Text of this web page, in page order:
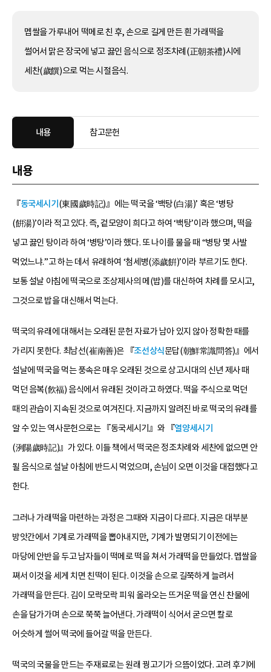
멥쌀을 가루내어 떡메로 친 후, 손으로 길게 만든 흰 가래떡을
썰어서 맑은 장국에 넣고 끓인 음식으로 정조차례(正朝茶禮)시에
세찬(歲饌)으로 먹는 시절음식.
내용 참고문헌
내용
『동국세시기 (東國歲時記)』에는 떡국을 ‘백탕(白湯)’ 혹은 ‘병탕
(餠湯)’이라 적고 있다. 즉, 겉모양이 희다고 하여 ‘백탕’이라 했으며, 떡을
넣고 끓인 탕이라 하여 ‘병탕’이라 했다. 또 나이를 물을 때 “병탕 몇 사발
먹었느냐.”고 하는 데서 유래하여 ‘첨세병(添歲餠)’이라 부르기도 한다.
보통 설날 아침에 떡국으로 조상제사의 메(밥)를 대신하여 차례를 모시고,
그것으로 밥을 대신해서 먹는다.
떡국의 유래에 대해서는 오래된 문헌 자료가 남아 있지 않아 정확한 때를
가리지 못한다. 최남선(崔南善)은 『조선상식문답(朝鮮常識問答)』에서
설날에 떡국을 먹는 풍속은 매우 오래된 것으로 상고시대의 신년 제사 때
먹던 음복(飮福) 음식에서 유래된 것이라고 하였다. 떡을 주식으로 먹던
때의 관습이 지속된 것으로 여겨진다. 지금까지 알려진 바로 떡국의 유래를
알 수 있는 역사문헌으로는 『동국세시기』와 『열양세시기
(洌陽歲時記)』가 있다. 이들 책에서 떡국은 정조차례와 세찬에 없으면 안
될 음식으로 설날 아침에 반드시 먹었으며, 손님이 오면 이것을 대접했다고
한다.
그러나 가래떡을 마련하는 과정은 그때와 지금이 다르다. 지금은 대부분
방앗간에서 기계로 가래떡을 뽑아내지만, 기계가 발명되기 이전에는
마당에 안반을 두고 남자들이 떡메로 떡을 쳐서 가래떡을 만들었다. 멥쌀을
쪄서 이것을 세게 치면 친떡이 된다. 이것을 손으로 길쭉하게 늘려서
가래떡을 만든다. 김이 모락모락 피워 올라오는 뜨거운 떡을 연신 찬물에
손을 담가가며 손으로 쭉쭉 늘어낸다. 가래떡이 식어서 굳으면 칼로
어슷하게 썰어 떡국에 들어갈 떡을 만든다.
떡국의 국물을 만드는 주재료로는 원래 꿩고기가 으뜸이었다. 고려 후기에